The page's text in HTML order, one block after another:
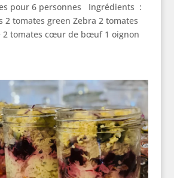
pour 6 personnes Ingrédients :
2 tomates green Zebra 2 tomates
2 tomates cœur de bœuf 1 oignon